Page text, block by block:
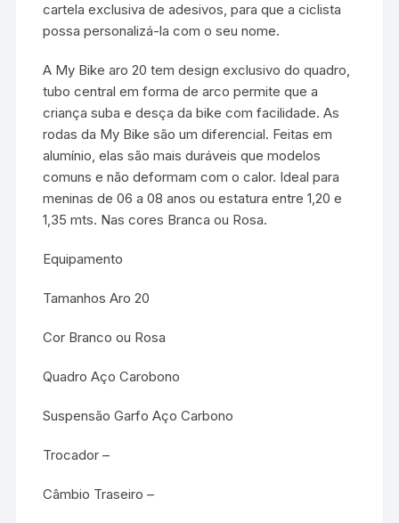
cartela exclusiva de adesivos, para que a ciclista
possa personalizá-la com o seu nome.
A My Bike aro 20 tem design exclusivo do quadro,
tubo central em forma de arco permite que a
criança suba e desça da bike com facilidade. As
rodas da My Bike são um diferencial. Feitas em
alumínio, elas são mais duráveis que modelos
comuns e não deformam com o calor. Ideal para
meninas de 06 a 08 anos ou estatura entre 1,20 e
1,35 mts. Nas cores Branca ou Rosa.
Equipamento
Tamanhos Aro 20
Cor Branco ou Rosa
Quadro Aço Carobono
Suspensão Garfo Aço Carbono
Trocador –
Câmbio Traseiro –